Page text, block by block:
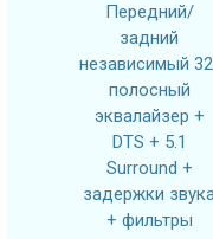
Передний/
задний
независимый
полосный
эквалайзер +
DTS + 5.1
Surround +
задержки
+ фильтры